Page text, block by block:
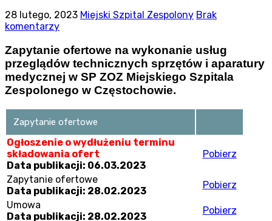
28 lutego, 2023 Miejski Szpital Zespolony Brak
komentarzy
Zapytanie ofertowe na wykonanie usług
przeglądów technicznych sprzętów i aparatury
medycznej w SP ZOZ Miejskiego Szpitala
Zespolonego w Częstochowie.
Zapytanie ofertowe
Ogłoszenie o wydłużeniu terminu
składowania ofert
Data publikacji: 06.03.2023
Pobierz
Zapytanie ofertowe
Data publikacji: 28.02.2023
Pobierz
Umowa
Data publikacji: 28.02.2023
Pobierz